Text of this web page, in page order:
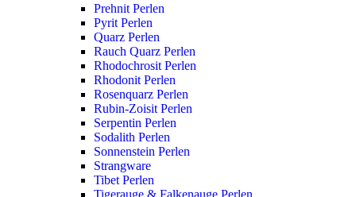
Prehnit Perlen
Pyrit Perlen
Quarz Perlen
Rauch Quarz Perlen
Rhodochrosit Perlen
Rhodonit Perlen
Rosenquarz Perlen
Rubin-Zoisit Perlen
Serpentin Perlen
Sodalith Perlen
Sonnenstein Perlen
Strangware
Tibet Perlen
Tigerauge & Falkenauge Perlen